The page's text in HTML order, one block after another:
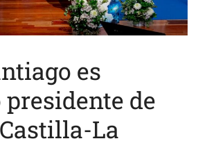
es
de
La